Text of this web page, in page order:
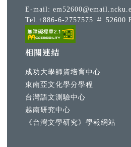
E-mail:
Tel.+886-6-2757575 ＃ 52600
相關連結
成功大學師資培育中心
東南亞文化學分學程
台灣語文測驗中心
越南研究中心
《台灣文學研究》學報網站